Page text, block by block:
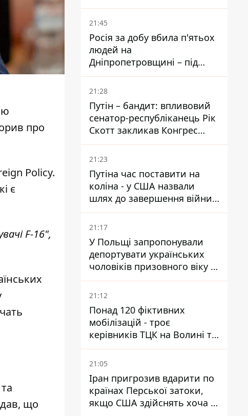
про
Policy.
є
F-16",
що
біль – він очолив народне
голосування
21:45
Росія за добу вбила п'ятьох
людей на
Дніпропетровщині – під
ударами опинилися п'ять
районів області
21:28
Путін – бандит: впливовий
сенатор-республіканець Рік
Скотт закликав Конгрес
притягнути РФ до
відповідальності за війну в
Україні
21:23
Путіна час поставити на
коліна - у США назвали
шлях до завершення війни -
National Security Journal
21:17
У Польщі запропонували
депортувати українських
чоловіків призовного віку -
кого це може торкнутися
21:12
Понад 120 фіктивних
мобілізацій - троє
керівників ТЦК на Волині та
Буковині отримали підозри
за фейкові звіти
21:05
Іран пригрозив вдарити по
країнах Перської затоки,
якщо США здійснять хоча б